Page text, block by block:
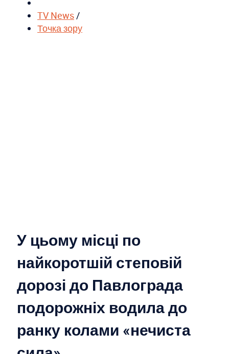
TV News/
Точка зору
У цьому місці по
найкоротшій степовій
дорозі до Павлограда
подорожніх водила до
ранку колами «нечиста